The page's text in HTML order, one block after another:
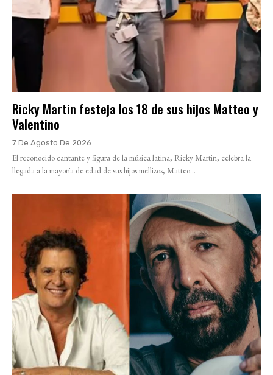
Ricky Martin festeja los 18 de sus hijos Matteo y
Valentino
7 De Agosto De 2026
El reconocido cantante y figura de la música latina, Ricky Martin, celebra la
llegada a la mayoría de edad de sus hijos mellizos, Matteo...